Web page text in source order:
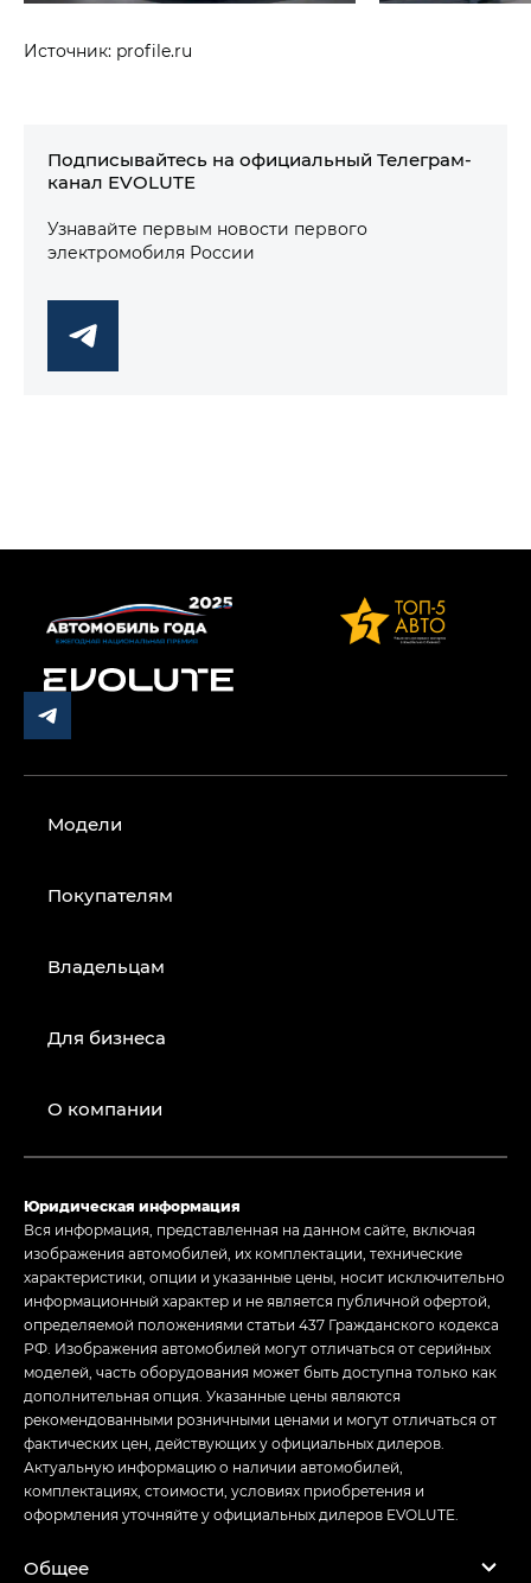
Источник: profile.ru
Подписывайтесь на официальный Телеграм-
канал EVOLUTE
Узнавайте первым новости первого
электромобиля России
Модели
Покупателям
Владельцам
Для бизнеса
О компании
Юридическая информация
Вся информация, представленная на данном сайте, включая
изображения автомобилей, их комплектации, технические
характеристики, опции и указанные цены, носит исключительно
информационный характер и не является публичной офертой,
определяемой положениями статьи 437 Гражданского кодекса
РФ. Изображения автомобилей могут отличаться от серийных
моделей, часть оборудования может быть доступна только как
дополнительная опция. Указанные цены являются
рекомендованными розничными ценами и могут отличаться от
фактических цен, действующих у официальных дилеров.
Актуальную информацию о наличии автомобилей,
комплектациях, стоимости, условиях приобретения и
оформления уточняйте у официальных дилеров EVOLUTE.
Общее